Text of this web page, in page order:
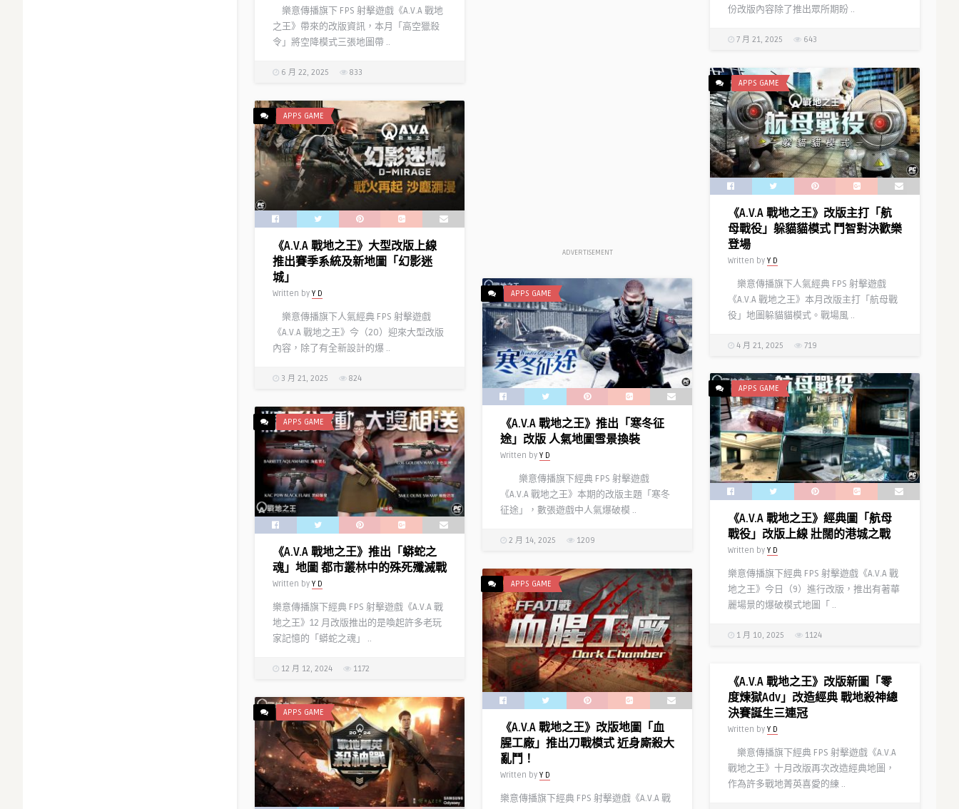
份改版內容除了推出眾所期盼 ..
7 月 21, 2025 643
樂意傳播旗下 FPS 射擊遊戲《A.V.A 戰地
之王》帶來的改版資訊，本月「高空獵殺
令」將空降模式三張地圖帶 ..
6 月 22, 2025 833
ADVERTISEMENT
APPS GAME
《A.V.A 戰地之王》改版主打「航
母戰役」躲貓貓模式 鬥智對決歡樂
登場
Written by Y D
樂意傳播旗下人氣經典 FPS 射擊遊戲
《A.V.A 戰地之王》本月改版主打「航母戰
役」地圖躲貓貓模式。戰場風 ..
4 月 21, 2025 719
APPS GAME
《A.V.A 戰地之王》大型改版上線
推出賽季系統及新地圖「幻影迷
城」
Written by Y D
樂意傳播旗下人氣經典 FPS 射擊遊戲
《A.V.A 戰地之王》今（20）迎來大型改版
內容，除了有全新設計的爆 ..
3 月 21, 2025 824
APPS GAME
《A.V.A 戰地之王》推出「寒冬征
途」改版 人氣地圖雪景換裝
Written by Y D
樂意傳播旗下經典 FPS 射擊遊戲
《A.V.A 戰地之王》本期的改版主題「寒冬
征途」，數張遊戲中人氣爆破模 ..
2 月 14, 2025 1209
APPS GAME
《A.V.A 戰地之王》經典圖「航母
戰役」改版上線 壯闊的港城之戰
Written by Y D
樂意傳播旗下經典 FPS 射擊遊戲《A.V.A 戰
地之王》今日（9）進行改版，推出有著華
麗場景的爆破模式地圖「 ..
1 月 10, 2025 1124
APPS GAME
《A.V.A 戰地之王》推出「蟒蛇之
魂」地圖 都市叢林中的殊死殲滅戰
Written by Y D
樂意傳播旗下經典 FPS 射擊遊戲《A.V.A 戰
地之王》12 月改版推出的是喚起許多老玩
家記憶的「蟒蛇之魂」 ..
12 月 12, 2024 1172
APPS GAME
《A.V.A 戰地之王》改版地圖「血
腥工廠」推出刀戰模式 近身廝殺大
亂鬥！
Written by Y D
樂意傳播旗下經典 FPS 射擊遊戲《A.V.A 戰
《A.V.A 戰地之王》改版新圖「零
度煉獄Adv」改造經典 戰地殺神總
決賽誕生三連冠
Written by Y D
樂意傳播旗下經典 FPS 射擊遊戲《A.V.A
戰地之王》十月改版再次改造經典地圖，
作為許多戰地菁英喜愛的練 ..
APPS GAME